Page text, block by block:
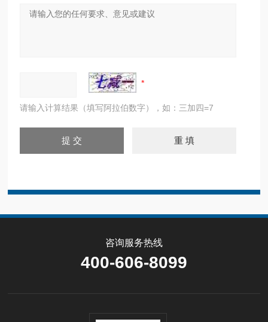
请输入计算结果（填写阿拉伯数字），如：三加四=7
咨询服务热线
400-606-8099